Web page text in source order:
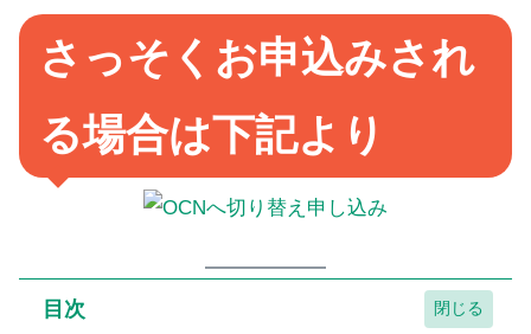
さっそくお申込みされ
る場合は下記より
目次